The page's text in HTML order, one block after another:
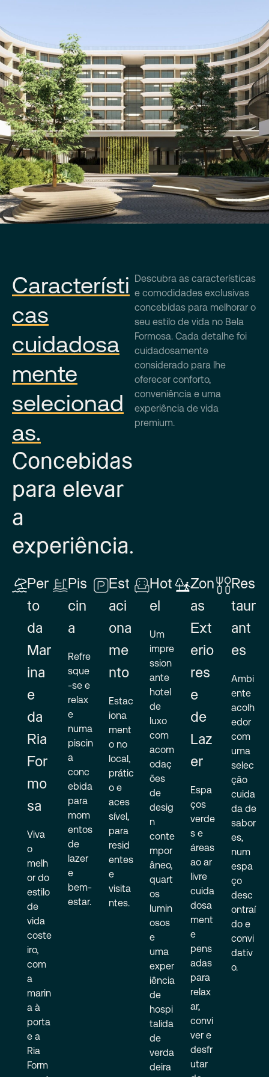
Característi
cas
cuidadosa
mente
selecionad
as.
Concebidas
para elevar
a
experiência.
Descubra as características
e comodidades exclusivas
concebidas para melhorar o
seu estilo de vida no Bela
Formosa. Cada detalhe foi
cuidadosamente
considerado para lhe
oferecer conforto,
conveniência e uma
experiência de vida
premium.
Per
to
da
Mar
ina
e
da
Ria
For
mo
sa
Viva
o
melh
or do
estilo
de
vida
coste
iro,
com
a
marin
a à
porta
e a
Ria
Form
Pis
cin
a
Refre
sque
-se e
relax
e
numa
piscin
a
conc
ebida
para
mom
entos
de
lazer
e
bem-
estar.
Est
aci
ona
me
nto
Estac
iona
ment
o no
local,
prátic
o e
aces
sível,
para
resid
entes
e
visita
ntes.
Hot
el
Um
impre
ssion
ante
hotel
de
luxo
com
acom
odaç
ões
de
desig
n
conte
mpor
âneo,
quart
os
lumin
osos
e
uma
exper
iência
de
hospi
talida
de
verda
deira
Zon
as
Ext
erio
res
e
de
Laz
er
Espa
ços
verde
s e
áreas
ao ar
livre
cuida
dosa
ment
e
pens
adas
para
relax
ar,
convi
ver e
desfr
utar
Res
taur
ant
es
Ambi
ente
acolh
edor
com
uma
selec
ção
cuida
da de
sabor
es,
num
espa
ço
desc
ontraí
do e
convi
dativ
o.